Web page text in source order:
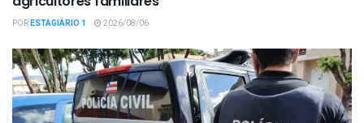
PORESTAGIÁRIO 1 2026/08/06